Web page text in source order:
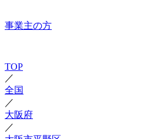
事業主の方
TOP
／
全国
／
大阪府
／